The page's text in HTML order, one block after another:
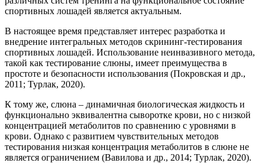
спортивных лошадей является актуальным.
В настоящее время представляет интерес разработка и
внедрение интегральных методов скрининг-тестирования
спортивных лошадей. Использование неинвазивного метода,
такой как тестирование слюны, имеет преимущества в
простоте и безопасности использования (Покровская и др.,
2011; Турлак, 2020).
К тому же, слюна – динамичная биологическая жидкость и
функционально эквивалентна сыворотке крови, но с низкой
концентрацией метаболитов по сравнению с уровнями в
крови. Однако с развитием чувствительных методов
тестирования низкая концентрация метаболитов в слюне не
является ограничением (Вавилова и др., 2014; Турлак, 2020).